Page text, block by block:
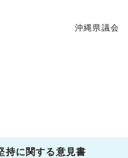
沖縄県議会
持に関する意見書